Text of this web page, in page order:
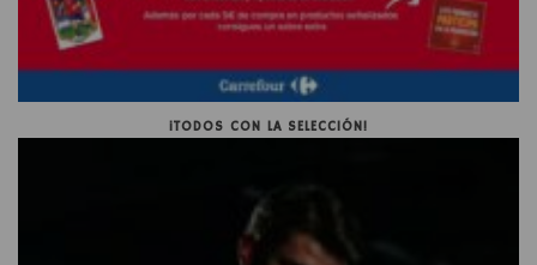
¡TODOS CON LA SELECCIÓN!